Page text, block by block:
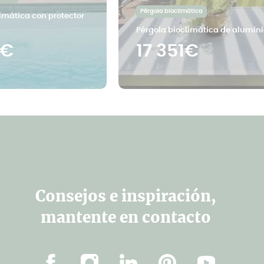
con protector
17 351€
Pérgola bioclimática de
Pérgola bioclimática
Consejos e inspiración,
mantente en contacto